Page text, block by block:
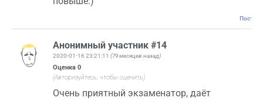
Анонимный участник #14
2020-01-16 23:21:11 (79 месяцев назад)
Оценка 0
(Авторизуйтесь, чтобы оценить)
Очень приятный экзаменатор, даёт